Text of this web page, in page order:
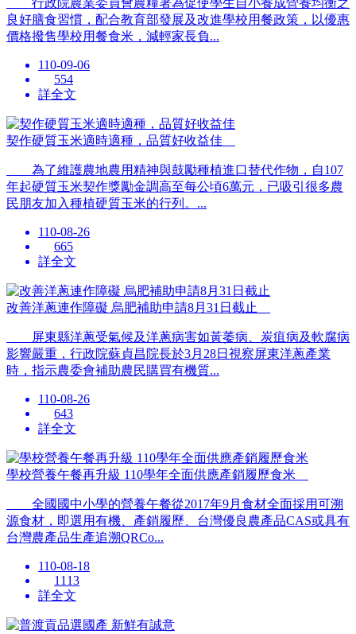
行政院農業委員會農糧署為促使學生自小養成營養均衡之
良好膳食習慣，配合教育部發展及改進學校用餐政策，以優惠
價格撥售學校用餐食米，減輕家長負...
110-09-06
554
詳全文
契作硬質玉米適時適種，品質好收益佳
為了維護農地農用精神與鼓勵種植進口替代作物，自107
年起硬質玉米契作獎勵金調高至每公頃6萬元，已吸引很多農
民朋友加入種植硬質玉米的行列。...
110-08-26
665
詳全文
改善洋蔥連作障礙 烏肥補助申請8月31日截止
屏東縣洋蔥受氣候及洋蔥病害如黃萎病、炭疽病及軟腐病
影響嚴重，行政院蘇貞昌院長於3月28日視察屏東洋蔥產業
時，指示農委會補助農民購買有機質...
110-08-26
643
詳全文
學校營養午餐再升級 110學年全面供應產銷履歷食米
全國國中小學的營養午餐從2017年9月食材全面採用可溯
源食材，即選用有機、產銷履歷、台灣優良農產品CAS或具有
台灣農產品生產追溯QRCo...
110-08-18
1113
詳全文